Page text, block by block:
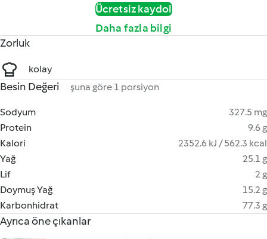
Ücretsiz kaydol
Daha fazla bilgi
Zorluk
kolay
Besin Değeri şuna göre 1 porsiyon
Sodyum
327.5 mg
Protein
9.6 g
Kalori
2352.6 kJ / 562.3 kcal
Yağ
25.1 g
Lif
2 g
Doymuş Yağ
15.2 g
Karbonhidrat
77.3 g
Ayrıca öne çıkanlar